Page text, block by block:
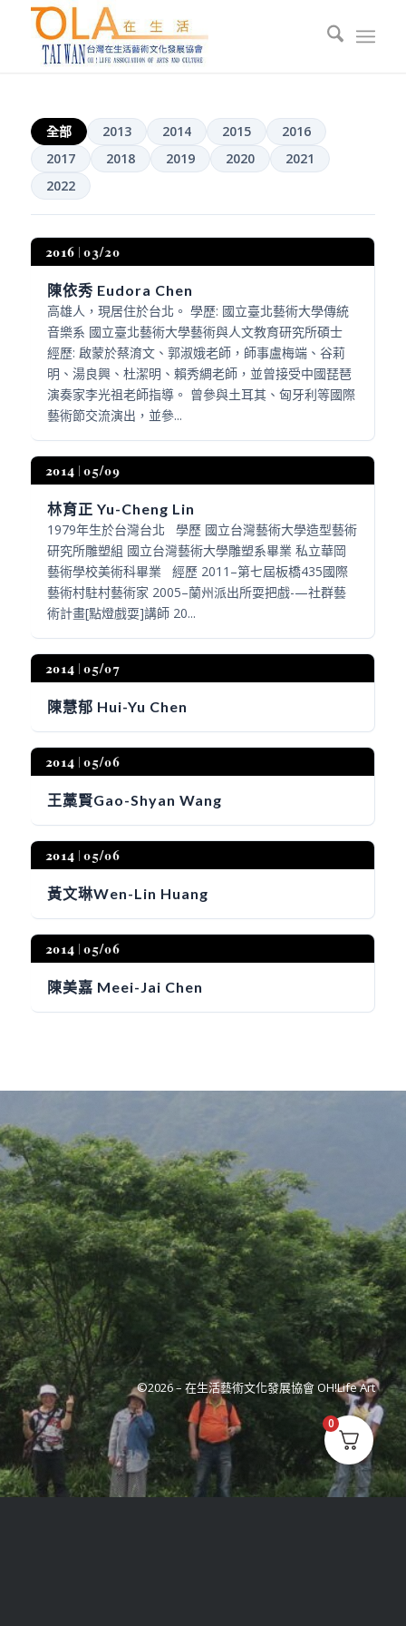
全部 2013 2014 2015
2016
2017
2018 2019 2020
2021
2022
2016 03/20
陳依秀 Eudora Chen
高雄人，現居住於台北。 學歷: 國立臺北藝術大學傳統
音樂系 國立臺北藝術大學藝術與人文教育研究所碩士
經歷: 啟蒙於蔡淯文、郭淑娥老師，師事盧梅端、谷莉
明、湯良興、杜潔明、賴秀綢老師，並曾接受中國琵琶
演奏家李光祖老師指導。 曾參與土耳其、匈牙利等國際
藝術節交流演出，並參...
2014 05/09
林育正 Yu-Cheng Lin
1979年生於台灣台北 學歷 國立台灣藝術大學造型藝術
研究所雕塑組 國立台灣藝術大學雕塑系畢業 私立華岡
藝術學校美術科畢業 經歷 2011–第七屆板橋435國際
藝術村駐村藝術家 2005–蘭州派出所耍把戲-—社群藝
術計畫[點燈戲耍]講師 20...
2014 05/07
陳慧郁 Hui-Yu Chen
2014 05/06
王藁賢Gao-Shyan Wang
2014 05/06
黃文琳Wen-Lin Huang
2014 05/06
陳美嘉 Meei-Jai Chen
©2026 – 在生活藝術文化發展協會 OH!Life Art
0